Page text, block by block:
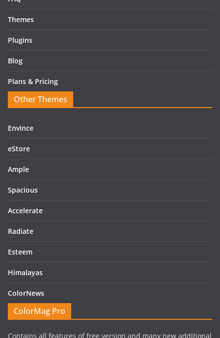
Themes
Plugins
Blog
Plans & Pricing
Other Themes
Envince
eStore
Ample
Spacious
Accelerate
Radiate
Esteem
Himalayas
ColorNews
ColorMag Pro
Contains all features of free version and many new additional